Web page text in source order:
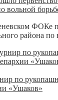
вольной
ФОКе
района по
по
«Ушаков»